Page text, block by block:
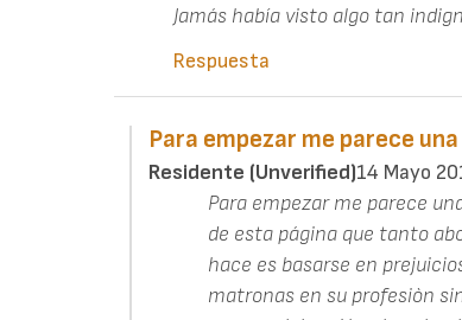
Jamás había visto algo tan
Respuesta
Para empezar me parece una
Residente (unverified)14 Mayo
Para empezar me parece
de esta página que tanto
hace es basarse en
matronas en su profesiòn